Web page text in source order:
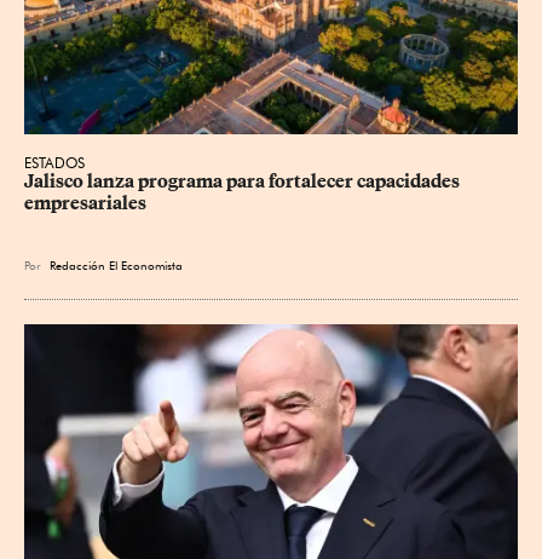
ESTADOS
Jalisco lanza programa para fortalecer capacidades
empresariales
Por Redacción El Economista